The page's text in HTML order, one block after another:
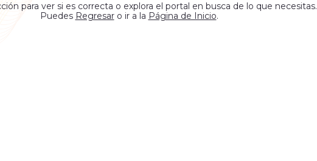
para ver si es correcta o explora el portal en busca de lo que necesitas.
Puedes Regresaro ir a la Página de Inicio.